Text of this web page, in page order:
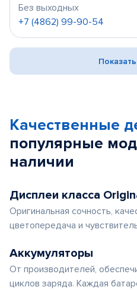
Без выходных
+7 (4862) 99-90-54
Качественные
популярные
наличии
Дисплеи класса
Оригинальная сочность,
цветопередача и
Аккумуляторы
От производителей,
циклов заряда. Каждая